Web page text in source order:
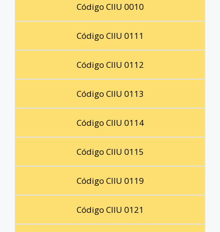
Código CIIU 0010
Código CIIU 0111
Código CIIU 0112
Código CIIU 0113
Código CIIU 0114
Código CIIU 0115
Código CIIU 0119
Código CIIU 0121